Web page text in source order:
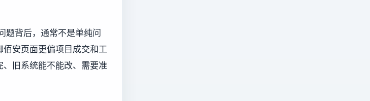
题背后，通常不是单纯问
安页面更偏项目成交和工
旧系统能不能改、需要准